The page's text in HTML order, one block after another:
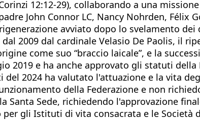
12:12-29), collaborando a una
John Connor LC, Nancy Nohrden, Félix
avviato dopo lo svelamento
2009 dal cardinale Velasio De Paolis, il
come suo “braccio laicale”, e la
2019 e ha anche approvato gli statuti
2024 ha valutato l'attuazione e la vita
della Federazione e non
Sede, richiedendo l'approvazione
gli Istituti di vita consacrata e le Società